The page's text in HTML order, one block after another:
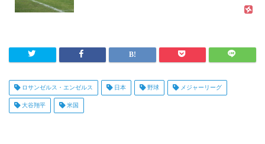
ロサンゼルス・エンゼルス 日本 野球 メジャーリーグ
大谷翔平 米国